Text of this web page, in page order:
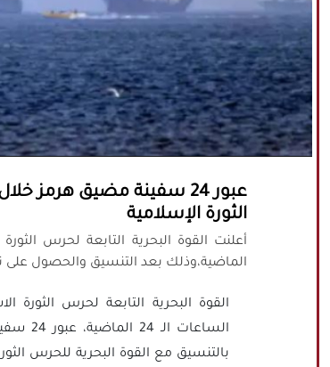
الثورة الإسلامية
الماضية،وذلك بعد التنسيق والحصول على
القوة البحرية التابعة لحرس الثورة
بالتنسيق مع القوة البحرية للحرس